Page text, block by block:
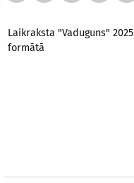
Laikraksta "Vaduguns"
formātā